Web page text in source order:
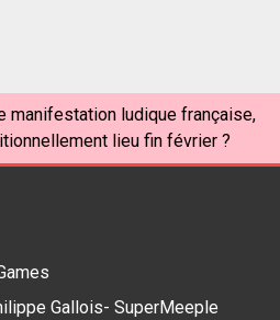
manifestation ludique française,
lieu fin février ?
Gallois- SuperMeeple